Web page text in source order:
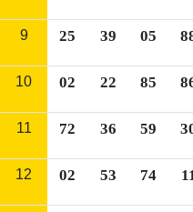
9 25 39 05
10 02 22 85
11 72 36 59
12 02 53 74